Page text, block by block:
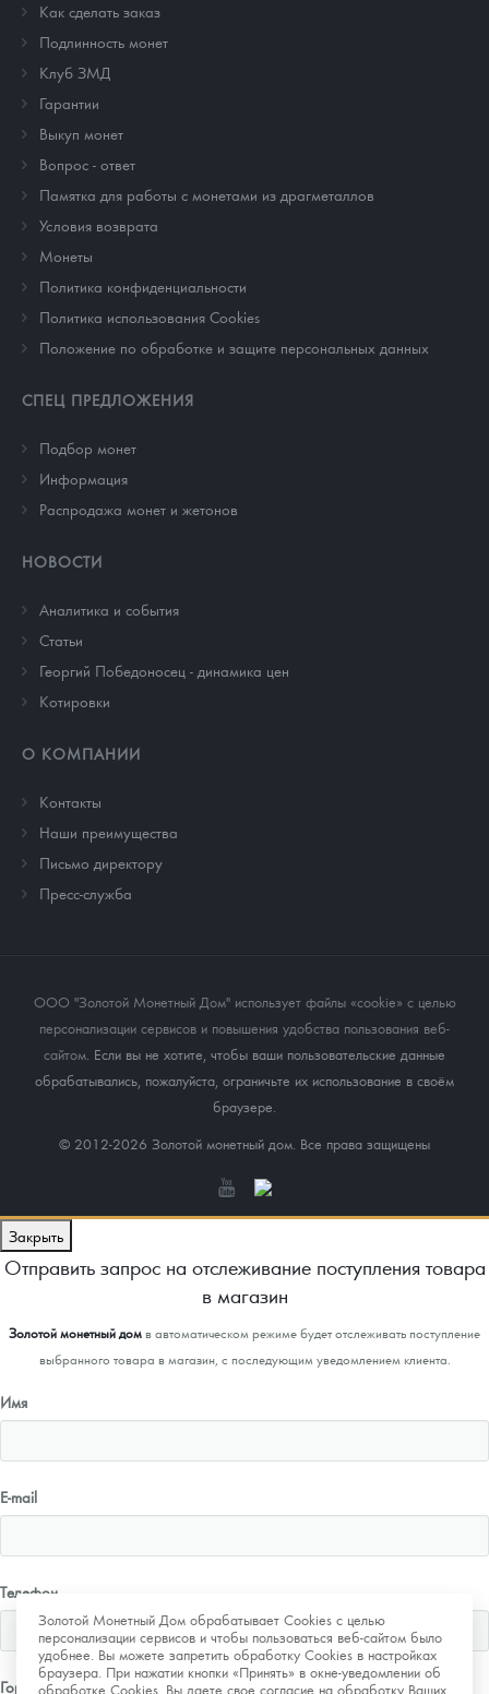
Как сделать заказ
Подлинность монет
Клуб ЗМД
Гарантии
Выкуп монет
Вопрос - ответ
Памятка для работы с монетами из драгметаллов
Условия возврата
Монеты
Политика конфиденциальности
Политика использования Cookies
Положение по обработке и защите персональных данных
СПЕЦ ПРЕДЛОЖЕНИЯ
Подбор монет
Информация
Распродажа монет и жетонов
НОВОСТИ
Аналитика и события
Cтатьи
Георгий Победоносец - динамика цен
Котировки
О КОМПАНИИ
Контакты
Наши преимущества
Письмо директору
Пресс-служба
ООО "Золотой Монетный Дом" использует файлы «cookie» с целью
персонализации сервисов и повышения удобства пользования веб-
сайтом. Если вы не хотите, чтобы ваши пользовательские данные
обрабатывались, пожалуйста, ограничьте их использование в своём
браузере.
© 2012-2026 Золотой монетный дом. Все права защищены
Золотой Монетный Дом обрабатывает Cookies с целью
персонализации сервисов и чтобы пользоваться веб-сайтом было
удобнее. Вы можете запретить обработку Cookies в настройках
браузера. При нажатии кнопки «Принять» в окне-уведомлении об
обработке Cookies, Вы даете свое согласие на обработку Ваших
Закрыть
Отправить запрос на отслеживание поступления товара
в магазин
Золотой монетный домв автоматическом режиме будет отслеживать поступление
выбранного товара в магазин, с последующим уведомлением клиента.
Имя
E-mail
Телефон
Город